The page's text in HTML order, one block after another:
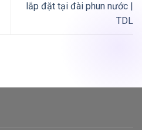
lắp đặt tại đài phun nước |
TDL